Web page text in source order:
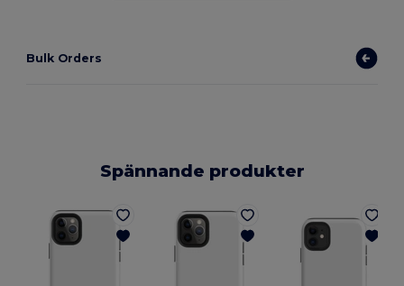
Bulk Orders
Spännande produkter